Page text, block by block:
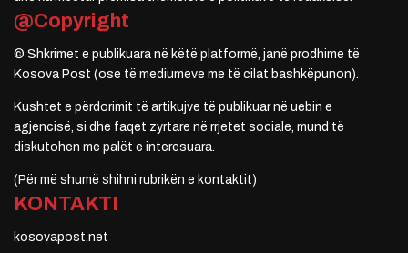
@Copyright
© Shkrimet e publikuara në këtë platformë, janë prodhime të
Kosova Post (ose të mediumeve me të cilat bashkëpunon).
Kushtet e përdorimit të artikujve të publikuar në uebin e
agjencisë, si dhe faqet zyrtare në rrjetet sociale, mund të
diskutohen me palët e interesuara.
(Për më shumë shihni rubrikën e kontaktit)
KONTAKTI
kosovapost.net